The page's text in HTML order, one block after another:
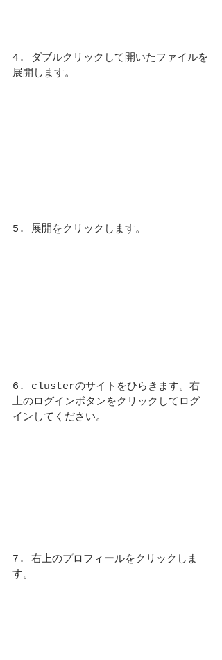
4. ダブルクリックして開いたファイルを
展開します。
5. 展開をクリックします。
6. clusterのサイトをひらきます。右
上のログインボタンをクリックしてログ
インしてください。
7. 右上のプロフィールをクリックしま
す。